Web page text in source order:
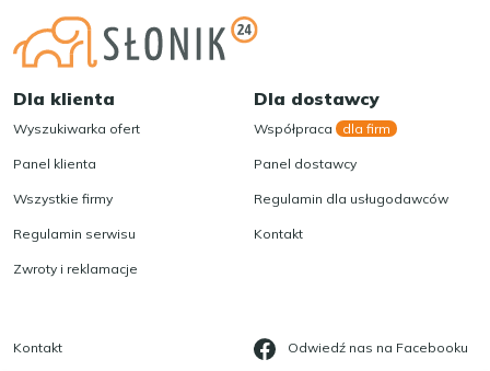
Dla klienta
Wyszukiwarka ofert
Panel klienta
Wszystkie firmy
Regulamin serwisu
Zwroty i reklamacje
Dla dostawcy
Współpraca dla firm
Panel dostawcy
Regulamin dla usługodawców
Kontakt
Kontakt Odwiedź nas na Facebooku